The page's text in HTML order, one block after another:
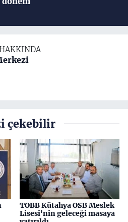
çekebilir
TOBB Kütahya OSB Meslek
Lisesi'nin geleceği masaya